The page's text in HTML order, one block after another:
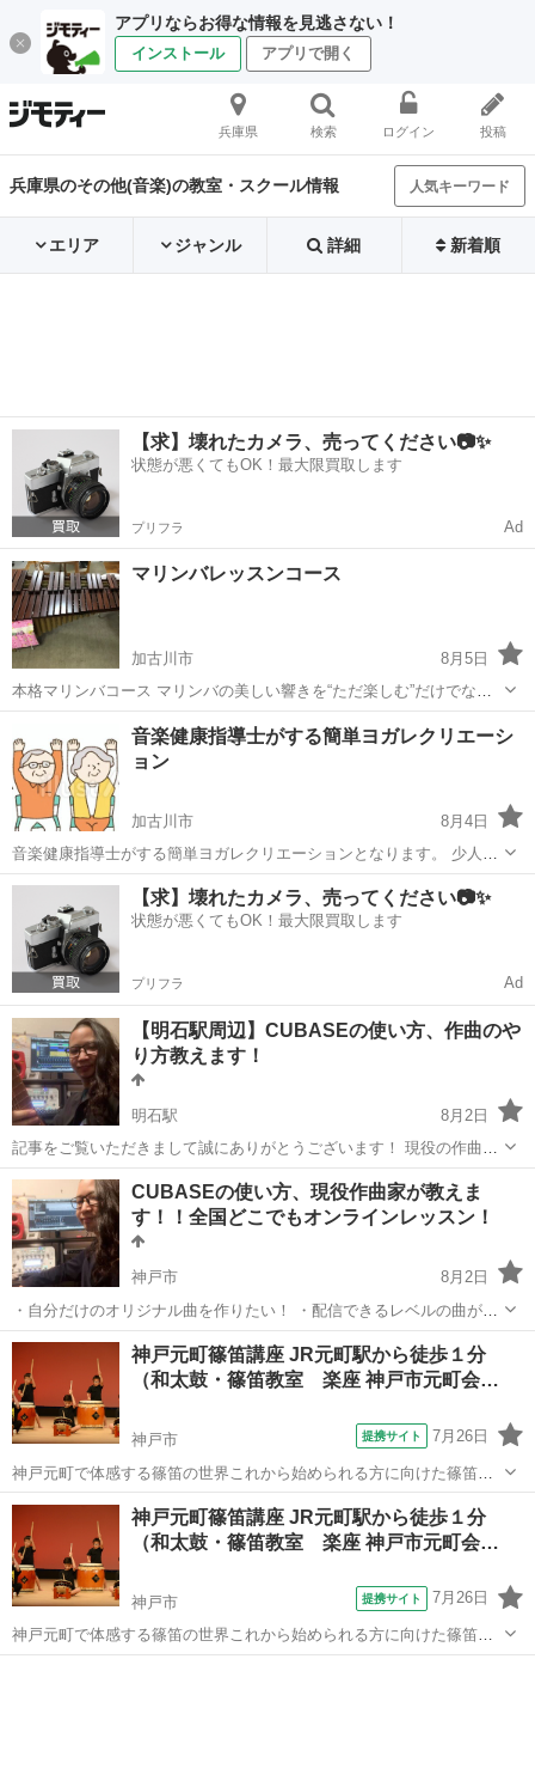
アプリならお得な情報を見逃さない！
インストール アプリで開く
兵庫県 検索 ログイン 投稿
兵庫県のその他(音楽)の教室・スクール情報 人気キーワード
エリア ジャンル 詳細 新着順
【求】壊れたカメラ、売ってください📷✨
状態が悪くてもOK！最大限買取します
プリフラ Ad
マリンバレッスンコース
加古川市
8月5日
本格マリンバコース マリンバの美しい響きを“ただ楽しむ”だけでな
く、「思い通りに表現できる力」へと高めていく本格レッスンです。
趣味としての演奏から、音大受験・コンクール・吹奏楽でのスキルア
ップまで、一人ひとりの目標に合わせ...
加古川市 その他 マリンバ
音楽健康指導士がする簡単ヨガレクリエーシ
ョン
加古川市
8月4日
音楽健康指導士がする簡単ヨガレクリエーションとなります。 少人数
で、椅子に座ってでも出来ます。 もちろん、立ってでも出来ます。 無
理なく、音楽レクリエーションヨガとして一緒に簡単ヨガしません
か？ 今回は体験版として、喫茶店...
兵庫 加古川市 その他
【求】壊れたカメラ、売ってください📷✨
状態が悪くてもOK！最大限買取します
プリフラ Ad
【明石駅周辺】CUBASEの使い方、作曲のや
り方教えます！
明石駅
8月2日
記事をご覧いただきまして誠にありがとうございます！ 現役の作曲家
が明石駅周辺のカラオケ、カフェなどでCUBASEの使い方を直接レッ
スンいたします！ 勿論作曲や音楽理論などについてのレッスンも合わ
せて行いますので、幅広...
兵庫 神戸市 その他 オリジナル曲
CUBASEの使い方、現役作曲家が教えま
す！！全国どこでもオンラインレッスン！
神戸市
8月2日
・自分だけのオリジナル曲を作りたい！ ・配信できるレベルの曲が作
れるようになりたい！ ・バンドを組みたいけどメンバーがいない、時
間がない！ ・バンドのデモ音源が作れるようになりたい！ ・歌ってみ
た等の...
兵庫 神戸市 その他 オリジナル曲
神戸元町篠笛講座 JR元町駅から徒歩１分
（和太鼓・篠笛教室 楽座 神戸市元町会…
神戸市 提携サイト 7月26日
神戸元町で体感する篠笛の世界これから始められる方に向けた篠笛講
座が開講中！ プログループで１０年以上キャリアを積み、現在も篠笛
演奏家として活躍する講師が、丁寧に指導いたします。 体験レッスン
やご見学もお気軽にどうぞ！ 資料も...
兵庫 神戸市 その他
神戸元町篠笛講座 JR元町駅から徒歩１分
（和太鼓・篠笛教室 楽座 神戸市元町会…
神戸市 提携サイト 7月26日
神戸元町で体感する篠笛の世界これから始められる方に向けた篠笛講
座が開講中！ プログループで１０年以上キャリアを積み、現在も篠笛